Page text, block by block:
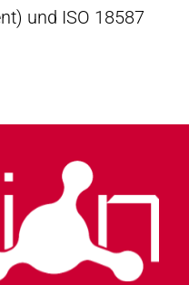
und ISO 18587